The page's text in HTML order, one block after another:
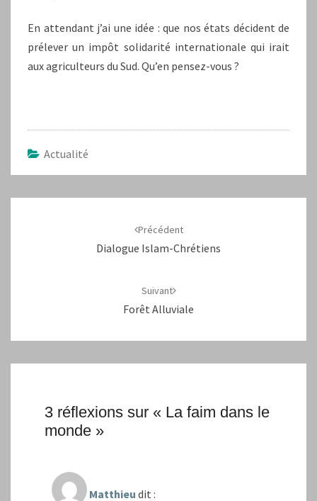
En attendant j’ai une idée : que nos états décident de
prélever un impôt solidarité internationale qui irait
aux agriculteurs du Sud. Qu’en pensez-vous ?
Actualité
Précédent
Dialogue Islam-Chrétiens
Suivant
Forêt Alluviale
3 réflexions sur « La faim dans le
monde »
Matthieu dit :